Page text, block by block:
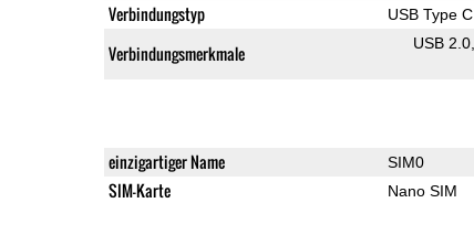
Verbindungstyp USB Type C
Verbindungsmerkmale USB 2.0
einzigartiger Name SIM0
SIM-Karte Nano SIM